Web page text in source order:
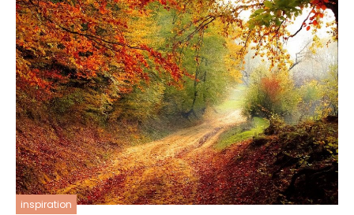
inspiration